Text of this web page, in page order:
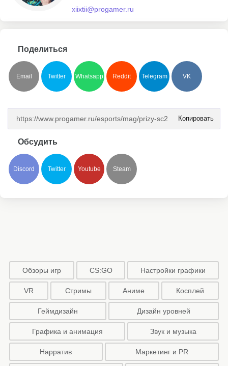
xiixtii@progamer.ru
Поделиться
Email Twitter Whatsapp Reddit Telegram VK
Копировать
Обсудить
Discord Twitter Youtube Steam
Обзоры игр CS:GO Настройки графики
VR Стримы Аниме Косплей
Геймдизайн Дизайн уровней
Графика и анимация Звук и музыка
Нарратив Маркетинг и PR